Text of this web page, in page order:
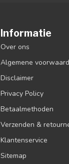
Informatie
Over ons
Algemene
Disclaimer
Privacy Policy
Betaalmethoden
Verzenden &
Klantenservice
Sitemap